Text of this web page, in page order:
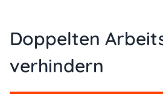
Doppelten
verhindern